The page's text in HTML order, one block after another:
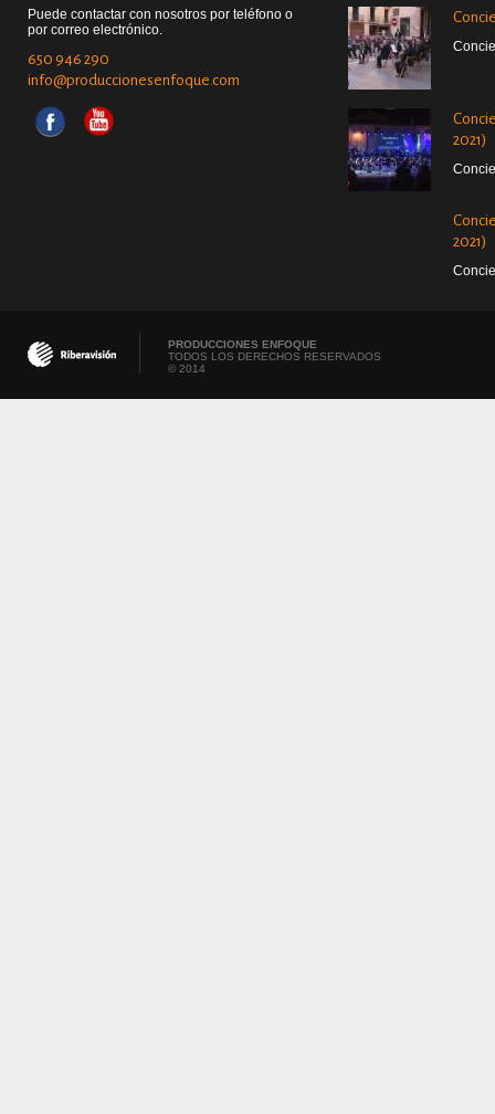
Puede contactar con nosotros por teléfono o
por correo electrónico.
650 946 290
info@produccionesenfoque.com
2021)
2021)
PRODUCCIONES ENFOQUE
TODOS LOS DERECHOS RESERVADOS
© 2014